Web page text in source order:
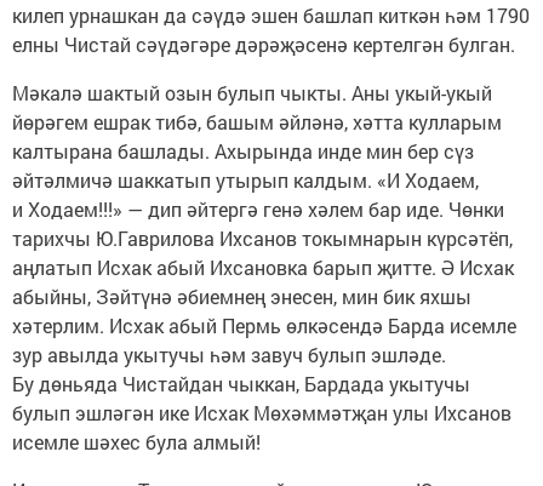
килеп урнашкан да сәүдә эшен башлап киткән һәм 1790
елны Чистай сәүдәгәре дәрәҗәсенә кертелгән булган.
Мәкалә шактый озын булып чыкты. Аны укый-укый
йөрәгем ешрак тибә, башым әйләнә, хәтта кулларым
калтырана башлады. Ахырында инде мин бер сүз
әйтәлмичә шаккатып утырып калдым. «И Ходаем,
и Ходаем!!!» — дип әйтергә генә хәлем бар иде. Чөнки
тарихчы Ю.Гаврилова Ихсанов токымнарын күрсәтёп,
аңлатып Исхак абый Ихсановка барып җитте. Ә Исхак
абыйны, Зәйтүнә әбиемнең энесен, мин бик яхшы
хәтерлим. Исхак абый Пермь өлкәсендә Барда исемле
зур авылда укытучы һәм завуч булып эшләде.
Бу дөньяда Чис­тайдан чыккан, Бардада укытучы
булып эшләгән ике Исхак Мөхәммәтҗан улы Ихсанов
исемле шәхес була алмый!